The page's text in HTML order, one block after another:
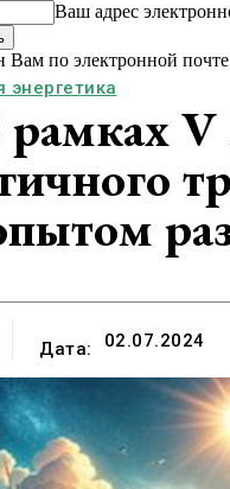
Ваш адрес
Вам по электронной
энергетика
V
Дата: 02.07.2024